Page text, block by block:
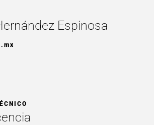
Espinosa